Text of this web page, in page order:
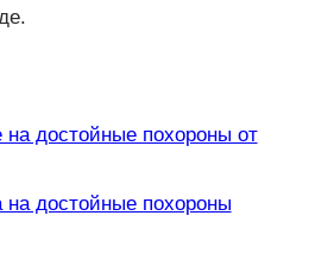
достойные похороны от
достойные похороны